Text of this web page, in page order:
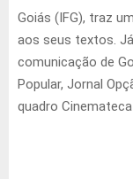
Goiás (IFG), traz
aos seus textos.
comunicação de
Popular, Jornal
quadro